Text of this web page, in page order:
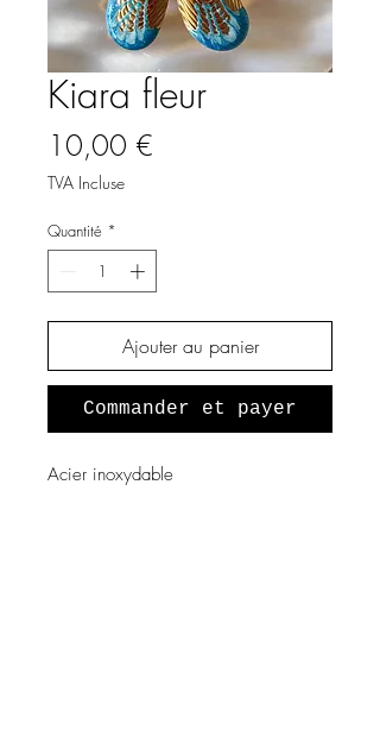
Kiara fleur
10,00 €
TVA Incluse
Quantité *
Ajouter au panier
Commander et payer
Acier inoxydable